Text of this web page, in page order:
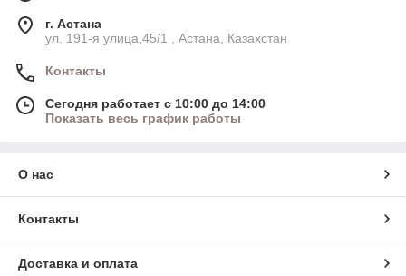
г. Астана
ул. 191-я улица,45/1 , Астана, Казахстан
Контакты
Сегодня работает с 10:00 до 14:00
Показать весь график работы
О нас
Контакты
Доставка и оплата